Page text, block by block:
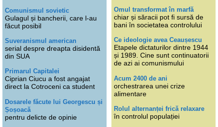
Comunismul sovietic
Gulagul și bancherii, care l-au
făcut posibil
Suveranismul american
serial despre dreapta disidentă
din SUA
Primarul Capitalei
Ciprian Ciucu a fost angajat
direct la Cotroceni ca student
Dosarele făcute lui Georgescu și
Șoșoacă
pentru delicte de opinie
Omul transformat în marfă
chiar și săracii pot fi sursă de
bani în societatea controlului
Ce ideologie avea Ceaușescu
Etapele dictaturilor dintre 1944
și 1989. Cine sunt continuatorii
de azi ai comunismului
Acum 2400 de ani
orchestrarea unei crize
alimentare
Rolul alternanței frică relaxare
în controlul populației